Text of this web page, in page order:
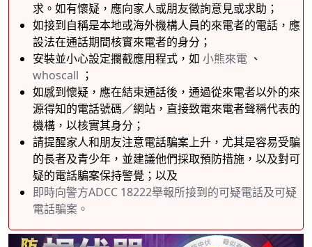
求。如有懷疑，應向家人或朋友徵詢意見或求助；
如接到自稱是本地或海外機構人員的來電者的電話，應
設法在通話期間核實來電者的身分；
安裝並小心設定攔截應用程式，如 小熊來電 、
whoscall ；
如感到懷疑，應在結束通話後，通過從來電者以外的來
源得知的電話號碼／網站，直接致電來電者聲稱代表的
機構，以核實其身分；
請提醒家人和朋友注意電話騙案上升，尤其是容易受騙
的長者及青少年，並建議他們採取預防措施，以及對可
疑的電話騙案保持警覺；以及
即時向警方ADCC 18222舉報所接到的可疑電話及可疑
電話騙案。